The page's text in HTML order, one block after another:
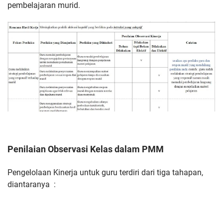
pembelajaran murid.
Penilaian Observasi Kelas dalam PMM
Pengelolaan Kinerja untuk guru terdiri dari tiga tahapan,
diantaranya :